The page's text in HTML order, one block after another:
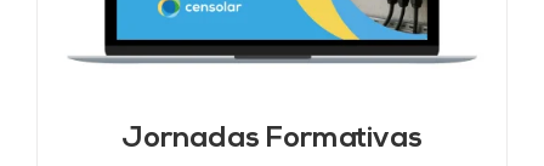
Jornadas Formativas